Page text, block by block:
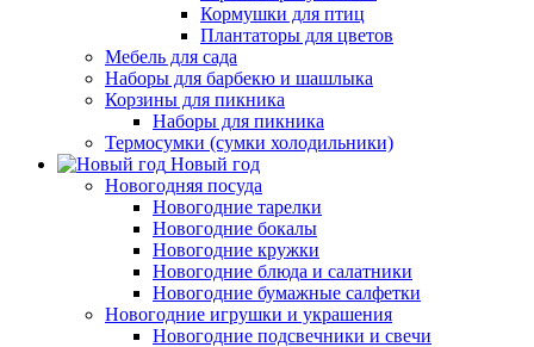
Кормушки для птиц
Плантаторы для цветов
Мебель для сада
Наборы для барбекю и шашлыка
Корзины для пикника
Наборы для пикника
Термосумки (сумки холодильники)
Новый год
Новогодняя посуда
Новогодние тарелки
Новогодние бокалы
Новогодние кружки
Новогодние блюда и салатники
Новогодние бумажные салфетки
Новогодние игрушки и украшения
Новогодние подсвечники и свечи